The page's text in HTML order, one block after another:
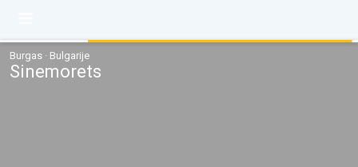
Burgas · Bulgarije
Sinemorets